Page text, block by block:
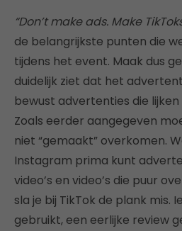
“Don’t make ads. Make
de belangrijkste punten die
tijdens het event. Maak dus
duidelijk ziet dat het
bewust advertenties die lijken
Zoals eerder aangegeven
niet “gemaakt” overkomen.
Instagram prima kunt
video’s en video’s die puur
sla je bij TikTok de plank mis.
gebruikt, een eerlijke review